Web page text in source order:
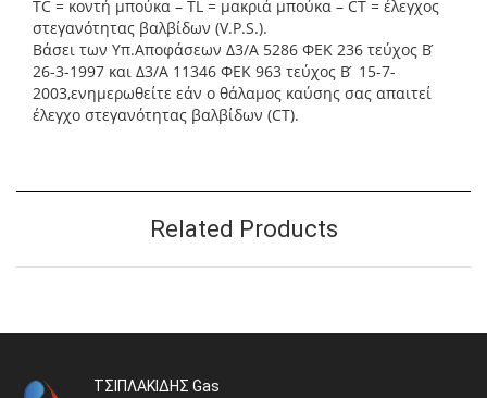
TC = κοντή μπούκα – TL = μακριά μπούκα – CT = έλεγχος
στεγανότητας βαλβίδων (V.P.S.).
Βάσει των Υπ.Αποφάσεων Δ3/Α 5286 ΦΕΚ 236 τεύχος Β ́
26-3-1997 και Δ3/Α 11346 ΦΕΚ 963 τεύχος Β ́ 15-7-
2003,ενημερωθείτε εάν ο θάλαμος καύσης σας απαιτεί
έλεγχο στεγανότητας βαλβίδων (CT).
Related Products
ΤΣΙΠΛΑΚΙΔΗΣ Gas